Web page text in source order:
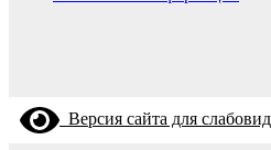
Версия сайта для